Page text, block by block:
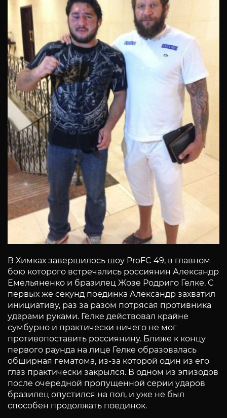
В Химках завершилось шоу ProFC 49, в главном
бою которого встречались россиянин Александр
Емельяненко и бразилец Жозе Родриго Гелке. С
первых же секунд поединка Александр захватил
инициативу, раз за разом потрясая противника
ударами руками. Гелке действовал крайне
сумбурно и практически ничего не мог
противопоставить россиянину. Ближе к концу
первого раунда на лице Гелке образовалась
обширная гематома, из-за которой один из его
глаз практически закрылся. В одном из эпизодов
после очередной пропущенной серии ударов
бразилец опустился на пол, и уже не был
способен продолжать поединок.